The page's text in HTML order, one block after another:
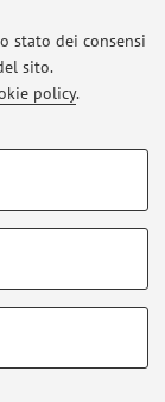
stato dei consensi
sito.
policy.
per il corretto
sito.
di Bologna - Via